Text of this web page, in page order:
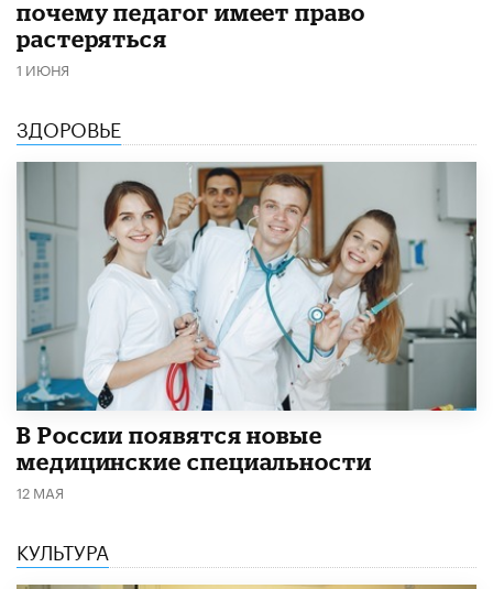
почему педагог имеет право
растеряться
1 ИЮНЯ
ЗДОРОВЬЕ
В России появятся новые
медицинские специальности
12 МАЯ
КУЛЬТУРА